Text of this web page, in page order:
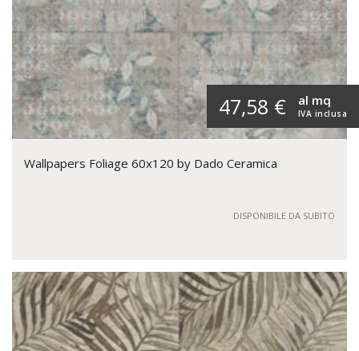
47,58 € IVA inclusa
al mq
Wallpapers Foliage 60x120 by Dado Ceramica
DISPONIBILE DA SUBITO